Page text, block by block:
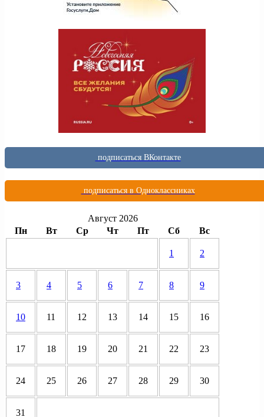
подписаться ВКонтакте
подписаться в Одноклассниках
Август 2026
Пн
Вт Ср Чт Пт Сб Вс
1 2
3 4 5 6 7 8 9
10 11 12 13 14 15 16
17 18 19 20 21 22 23
24 25 26 27 28 29 30
31